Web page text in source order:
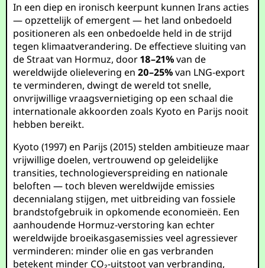
In een diep en ironisch keerpunt kunnen Irans acties
— opzettelijk of emergent — het land onbedoeld
positioneren als een onbedoelde held in de strijd
tegen klimaatverandering. De effectieve sluiting van
de Straat van Hormuz, door18–21%van de
wereldwijde olielevering en20–25%van LNG-export
te verminderen, dwingt de wereld tot snelle,
onvrijwillige vraagsvernietiging op een schaal die
internationale akkoorden zoals Kyoto en Parijs nooit
hebben bereikt.
Kyoto (1997) en Parijs (2015) stelden ambitieuze maar
vrijwillige doelen, vertrouwend op geleidelijke
transities, technologieverspreiding en nationale
beloften — toch bleven wereldwijde emissies
decennialang stijgen, met uitbreiding van fossiele
brandstofgebruik in opkomende economieën. Een
aanhoudende Hormuz-verstoring kan echter
wereldwijde broeikasgasemissies veel agressiever
verminderen: minder olie en gas verbranden
betekent minder CO₂-uitstoot van verbranding,